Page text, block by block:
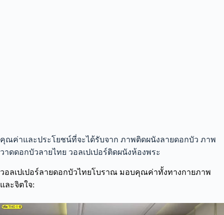
คุณค่าและประโยชน์ที่จะได้รับจาก ภาพติดผนังลายดอกบัว ภาพ
วาดดอกบัวลายไทย วอลเปเปอร์ติดผนังห้องพระ
วอลเปเปอร์ลายดอกบัวไทยโบราณ มอบคุณค่าทั้งทางกายภาพ
และจิตใจ: